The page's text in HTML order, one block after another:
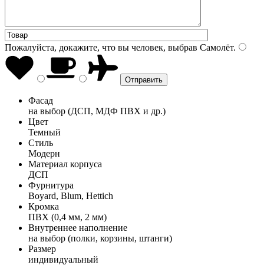
Пожалуйста, докажите, что вы человек, выбрав Самолёт.
Фасад
на выбор (ДСП, МДФ ПВХ и др.)
Цвет
Темный
Стиль
Модерн
Материал корпуса
ДСП
Фурнитура
Boyard, Blum, Hettich
Кромка
ПВХ (0,4 мм, 2 мм)
Внутреннее наполнение
на выбор (полки, корзины, штанги)
Размер
индивидуальный